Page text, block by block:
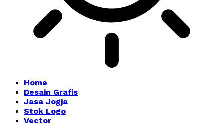
Home
Desain Grafis
Jasa Jogja
Stok Logo
Vector